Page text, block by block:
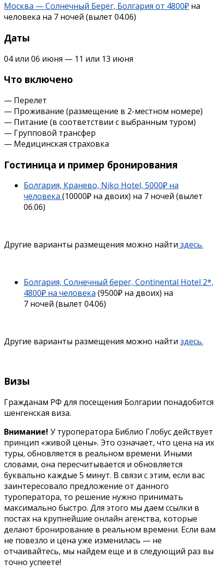
Москва —Солнечный Берег, Болгария от 4800₽ на
человека на 7 ночей (вылет 04.06)
Даты
04 или 06 июня — 11 или 13 июня
Что включено
— Перелет
— Проживание (размещение в 2-местном номере)
— Питание (в соответствии с выбранным туром)
— Групповой трансфер
— Медицинская страховка
Гостиница и пример бронирования
Болгария, Кранево, Niko Hotel, 5000₽ на
человека (10000₽ на двоих) на 7 ночей (вылет
06.06)
Другие варианты размещения можно найти здесь.
Болгария, Солнечный берег, Continental Hotel 2*,
4800₽ на человека (9500₽ на двоих) на
7 ночей (вылет 04.06)
Другие варианты размещения можно найти здесь.
Визы
Гражданам РФ для посещения Болгарии понадобится
шенгенская виза.
Внимание! У туроператора Библио Глобус действует
принцип «живой цены». Это означает, что цена на их
туры, обновляется в реальном времени. Иными
словами, она пересчитывается и обновляется
буквально каждые 5 минут. В связи с этим, если вас
заинтересовало предложение от данного
туроператора, то решение нужно принимать
максимально быстро. Для этого мы даем ссылки в
постах на крупнейшие онлайн агенства, которые
делают бронирование в реальном времени. Если вам
не повезло и цена уже изменилась — не
отчаивайтесь, мы найдем еще и в следующий раз вы
точно успеете!